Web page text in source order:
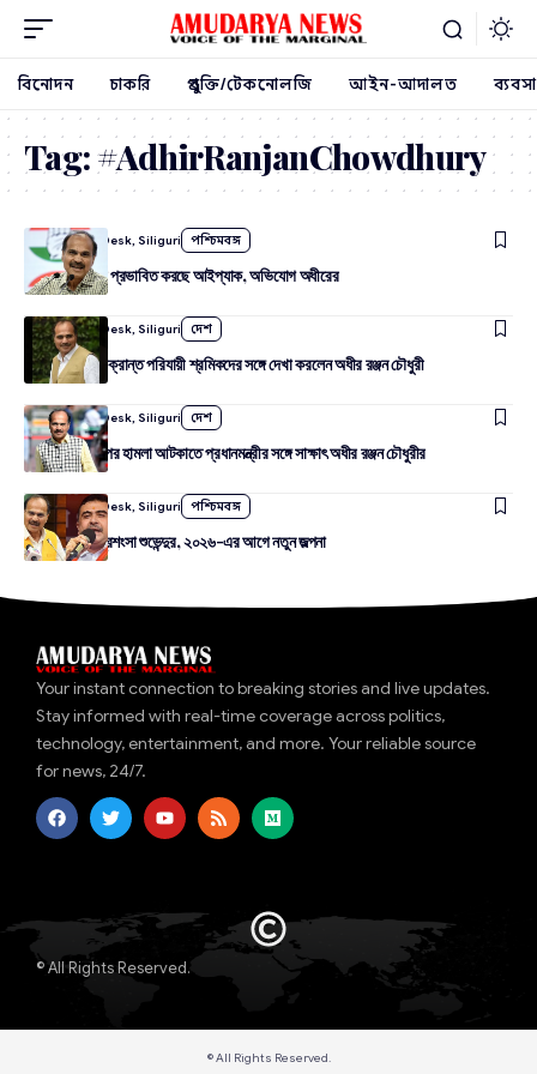
বিনোদন চাকরি প্রযুক্তি/টেকনোলজি আইন-আদালত ব্যবসা
Tag:#AdhirRanjanChowdhury
Amudarya Desk, Siliguri পশ্চিমবঙ্গ
কংগ্রেস কর্মীদের প্রভাবিত করছে আইপ্যাক, অভিযোগ অধীরের
ByAmudarya Desk, Siliguri দেশ
ওডিশায় গিয়ে আক্রান্ত পরিযায়ী শ্রমিকদের সঙ্গে দেখা করলেন অধীর রঞ্জন চৌধুরী
ByAmudarya Desk, Siliguri দেশ
বাংলাভাষীদের উপর হামলা আটকাতে প্রধানমন্ত্রীর সঙ্গে সাক্ষাৎ অধীর রঞ্জন চৌধুরীর
ByAmudarya Desk, Siliguri পশ্চিমবঙ্গ
অধীরের ভূয়সী প্রশংসা শুভেন্দুর, ২০২৬-এর আগে নতুন জল্পনা
Your instant connection to breaking stories and live updates.
Stay informed with real-time coverage across politics,
technology, entertainment, and more. Your reliable source
for news, 24/7.
© All Rights Reserved.
© All Rights Reserved.